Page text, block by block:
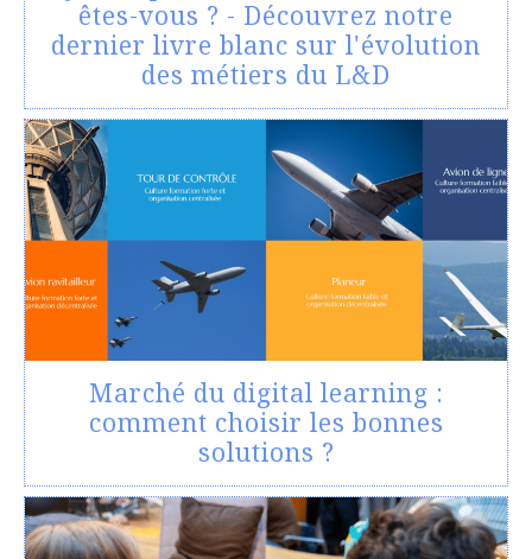
êtes-vous ? - Découvrez notre
dernier livre blanc sur l'évolution
des métiers du L&D
Marché du digital learning :
comment choisir les bonnes
solutions ?